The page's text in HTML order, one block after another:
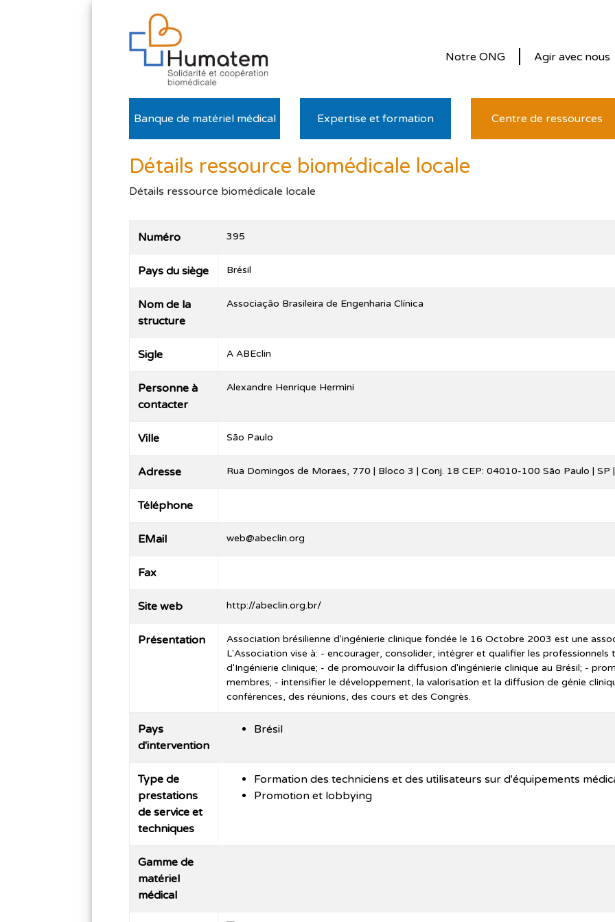
Agir avec nous
Notre ONG
Banque de matériel médical Expertise et formation Centre de ressources
Détails ressource biomédicale locale
Détails ressource biomédicale locale
Numéro 395
Pays du siège Brésil
Nom de la
structure
Associação Brasileira de Engenharia Clínica
Sigle A ABEclin
Personne à
contacter
Alexandre Henrique Hermini
Ville São Paulo
Adresse Rua Domingos de Moraes, 770 | Bloco 3 | Conj. 18 CEP: 04010-100 São Paulo | SP
Téléphone
EMail web@abeclin.org
Fax
Site web http://abeclin.org.br/
Présentation
Association brésilienne d'ingénierie clinique fondée le 16 Octobre 2003 est une
L'Association vise à: - encourager, consolider, intégrer et qualifier les professionnels
d'Ingénierie clinique; - de promouvoir la diffusion d'ingénierie clinique au Brésil; -
membres; - intensifier le développement, la valorisation et la diffusion de génie
conférences, des réunions, des cours et des Congrès.
Pays
d'intervention
Brésil
Type de
prestations
de service et
techniques
Formation des techniciens et des utilisateurs sur d'équipements
Promotion et lobbying
Gamme de
matériel
médical